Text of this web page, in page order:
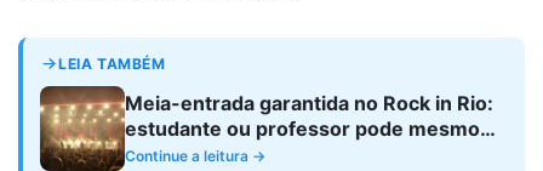
LEIA TAMBÉM
Meia-entrada garantida no Rock in Rio:
estudante ou professor pode mesmo
pagar metade?
Continue a leitura →